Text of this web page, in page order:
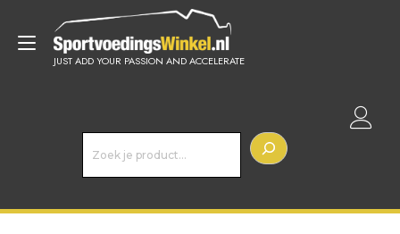
inhoud
JUST ADD YOUR PASSION AND ACCELERATE
Toggle
e